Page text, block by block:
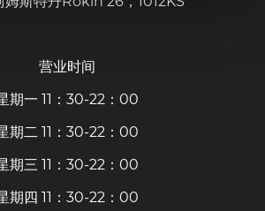
营业时间
期一 11：30-22：00
期二 11：30-22：00
期三 11：30-22：00
期四 11：30-22：00